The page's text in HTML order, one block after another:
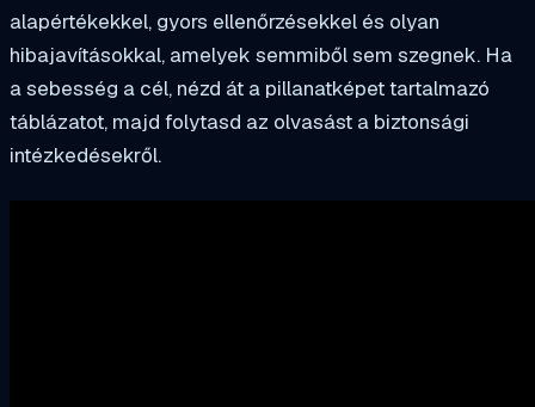
alapértékekkel, gyors ellenőrzésekkel és olyan
hibajavításokkal, amelyek semmiből sem szegnek. Ha
a sebesség a cél, nézd át a pillanatképet tartalmazó
táblázatot, majd folytasd az olvasást a biztonsági
intézkedésekről.